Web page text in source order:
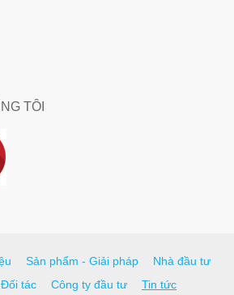
TÔI
Sản phẩm - Giải pháp
Nhà đầu tư
tác
Công ty đầu tư Tin tức